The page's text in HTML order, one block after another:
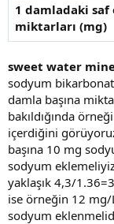
1 damladaki saf
miktarları (mg)
sweet water
sodyum
damla başına
bakıldığında
içerdiğini
başına 10 mg
sodyum
yaklaşık 4,3/
ise örneğin 12
sodyum